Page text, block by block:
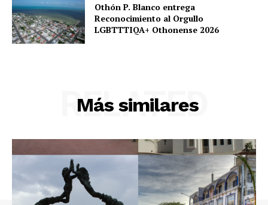
Othón P. Blanco entrega
Reconocimiento al Orgullo
LGBTTTIQA+ Othonense 2026
Más similares
RELATED